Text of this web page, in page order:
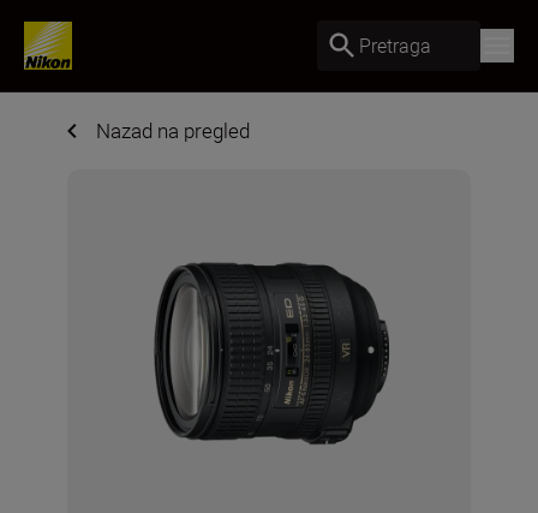
Pretraga
Nazad na pregled